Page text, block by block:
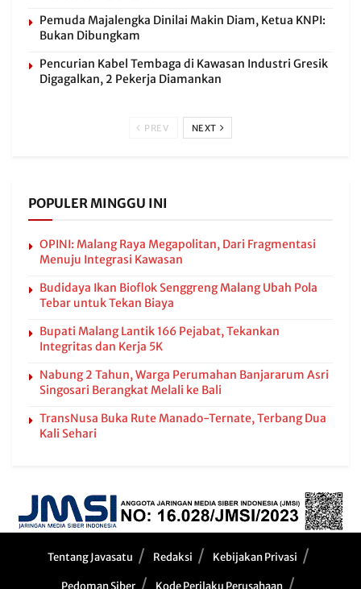
Pemuda Majalengka Dinilai Makin Diam, Ketua KNPI:
Bukan Dibungkam
Pencurian Kabel Tembaga di Kawasan Industri Gresik
Digagalkan, 2 Pekerja Diamankan
PREV NEXT
POPULER MINGGU INI
OPINI: Malang Raya Megapolitan, Dari Fragmentasi
Menuju Integrasi Kawasan
Budidaya Ikan Bioflok Senggreng Malang Ubah Pola
Tebar untuk Tekan Biaya
Bupati Malang Lantik 166 Pejabat, Tekankan
Integritas dan Kerja 5K
Nabung 2 Tahun, Warga Perumahan Banjararum Asri
Singosari Berangkat Melali ke Bali
TransNusa Buka Rute Manado-Ternate, Terbang Dua
Kali Sehari
Tentang Javasatu Redaksi Kebijakan Privasi